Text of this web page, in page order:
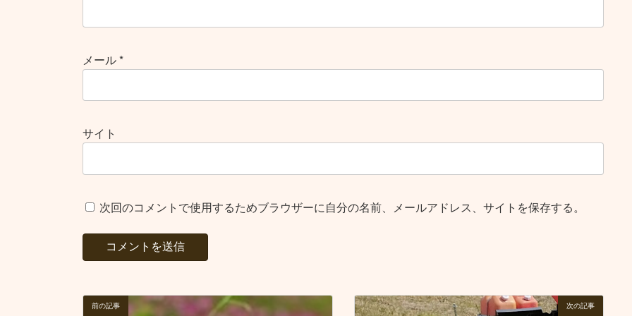
メール*
サイト
次回のコメントで使用するためブラウザーに自分の名前、メールアドレス、サイトを保存する。
前の記事 次の記事